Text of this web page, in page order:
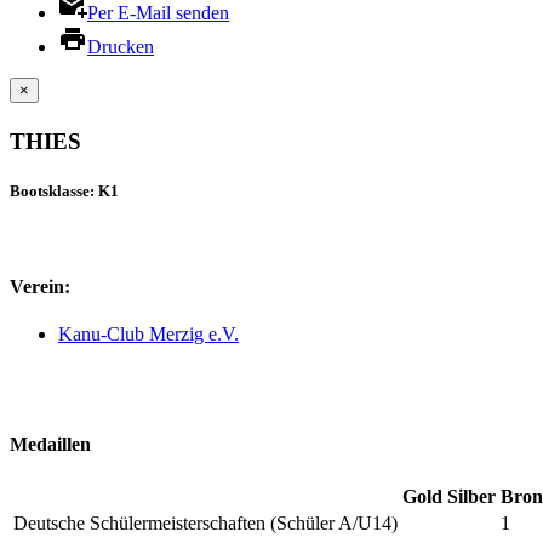
Per E-Mail senden
Drucken
×
THIES
Bootsklasse: K1
Verein:
Kanu-Club Merzig e.V.
Medaillen
Gold Silber
Deutsche Schülermeisterschaften (Schüler A/U14)
1